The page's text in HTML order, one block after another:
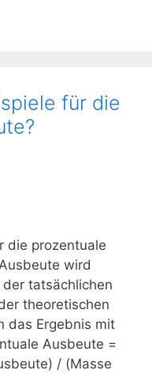
für die
die prozentuale
wird
tatsächlichen
theoretischen
das Ergebnis mit
Ausbeute =
/ (Masse